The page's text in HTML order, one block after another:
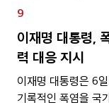
원의 대응 태세를 점
9
이재명 대통령,
력 대응 지시
이재명 대통령은 6
기록적인 폭염을 국